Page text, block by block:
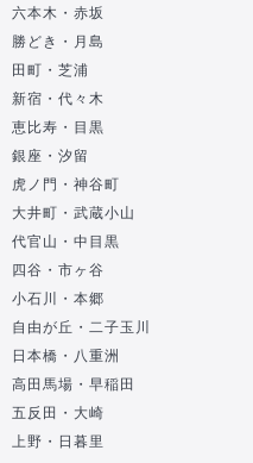
六本木・赤坂
勝どき・月島
田町・芝浦
新宿・代々木
恵比寿・目黒
銀座・汐留
虎ノ門・神谷町
大井町・武蔵小山
代官山・中目黒
四谷・市ヶ谷
小石川・本郷
自由が丘・二子玉川
日本橋・八重洲
高田馬場・早稲田
五反田・大崎
上野・日暮里